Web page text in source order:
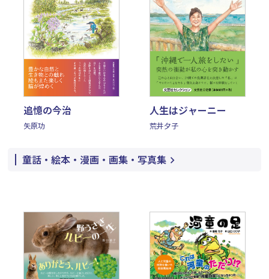
追憶の今治
矢原功
人生はジャーニー
荒井夕子
童話・絵本・漫画・画集・写真集